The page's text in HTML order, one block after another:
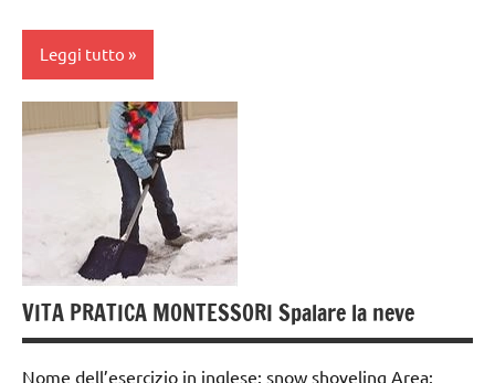
GUIDA
DIDATTICA
MONTESSORI
ARGOMENTI
TUTTI GLI
ARTICOLI
VITA
Leggi tutto
Autunno
dell'ambiente
da 0
anni
dai
VITA PRATICA MONTESSORI Spalare la neve
Nome dell’esercizio in inglese: snow shoveling Area: